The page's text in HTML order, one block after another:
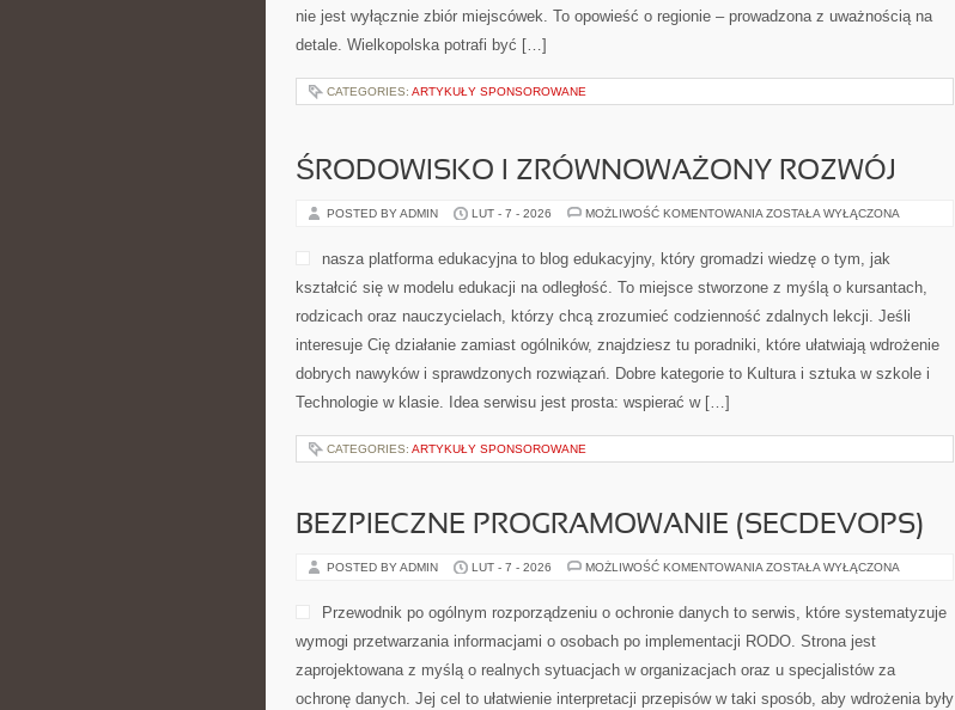
nie jest wyłącznie zbiór miejscówek. To opowieść o regionie – prowadzona z uważnością na
detale. Wielkopolska potrafi być […]
CATEGORIES: ARTYKUŁY SPONSOROWANE
ŚRODOWISKO I ZRÓWNOWAŻONY ROZWÓJ
POSTED BY ADMIN LUT - 7 - 2026 MOŻLIWOŚĆ KOMENTOWANIA ŚRODOWISKO
ROZWÓJ
ZOSTAŁA WYŁĄCZONA
nasza platforma edukacyjna to blog edukacyjny, który gromadzi wiedzę o tym, jak
kształcić się w modelu edukacji na odległość. To miejsce stworzone z myślą o kursantach,
rodzicach oraz nauczycielach, którzy chcą zrozumieć codzienność zdalnych lekcji. Jeśli
interesuje Cię działanie zamiast ogólników, znajdziesz tu poradniki, które ułatwiają wdrożenie
dobrych nawyków i sprawdzonych rozwiązań. Dobre kategorie to Kultura i sztuka w szkole i
Technologie w klasie. Idea serwisu jest prosta: wspierać w […]
CATEGORIES: ARTYKUŁY SPONSOROWANE
BEZPIECZNE PROGRAMOWANIE (SECDEVOPS)
POSTED BY ADMIN LUT - 7 - 2026 MOŻLIWOŚĆ KOMENTOWANIA BEZPIECZNE
ZOSTAŁA WYŁĄCZONA
Przewodnik po ogólnym rozporządzeniu o ochronie danych to serwis, które systematyzuje
wymogi przetwarzania informacjami o osobach po implementacji RODO. Strona jest
zaprojektowana z myślą o realnych sytuacjach w organizacjach oraz u specjalistów za
ochronę danych. Jej cel to ułatwienie interpretacji przepisów w taki sposób, aby wdrożenia były